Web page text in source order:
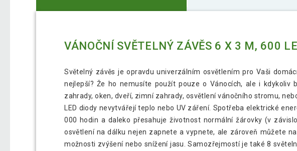
VÁNOČNÍ SVĚTELNÝ ZÁVĚS 6 X 3 M, 600
Světelný závěs je opravdu univerzálním osvětlením pro Vaši
nejlepší? Že ho nemusíte použít pouze o Vánocích, ale i kdykoliv
zahrady, oken, dveří, zimní zahrady, osvětlení vánočního stromu,
LED diody nevytvářejí teplo nebo UV záření. Spotřeba elektrické
000 hodin a daleko přesahuje životnost normální žárovky (v
osvětlení na dálku nejen zapnete a vypnete, ale zároveň můžete
možnosti zvýšení nebo snížení jasu. Samozřejmostí je také 8